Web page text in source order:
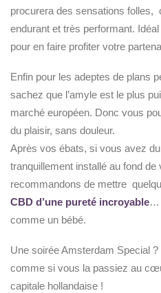
procurera des sensations folles,
endurant et très performant.
pour en faire profiter votre
Enfin pour les adeptes de plans
sachez que l’amyle est le plus
marché européen. Donc vous
du plaisir, sans douleur.
Après vos ébats, si vous avez
tranquillement installé au fond de
recommandons de mettre
CBD d’une pureté incroyable…
comme un bébé.
Une soirée Amsterdam Special
comme si vous la passiez au
capitale hollandaise !